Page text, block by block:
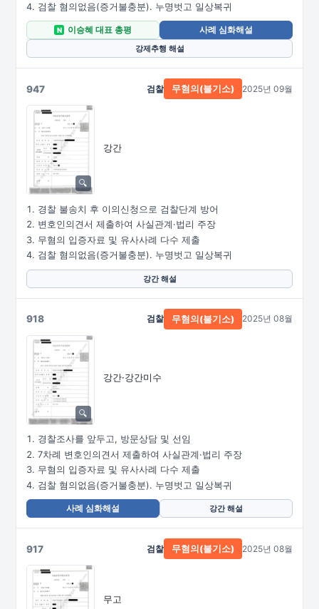
검찰 혐의없음(증거불충분). 누명벗고 일상복귀
N 이승혜 대표 총평
사례 심화해설
강제추행 해설
947
강간
검찰 무혐의(불기소) 2025년 09월
경찰 불송치 후 이의신청으로 검찰단계 방어
변호인의견서 제출하여 사실관계·법리 주장
무혐의 입증자료 및 유사사례 다수 제출
검찰 혐의없음(증거불충분). 누명벗고 일상복귀
강간 해설
918
강간·강간미수
검찰 무혐의(불기소) 2025년 08월
경찰조사를 앞두고, 방문상담 및 선임
7차례 변호인의견서 제출하여 사실관계·법리 주장
무혐의 입증자료 및 유사사례 다수 제출
검찰 혐의없음(증거불충분). 누명벗고 일상복귀
사례 심화해설 강간 해설
917
무고
검찰 무혐의(불기소) 2025년 08월